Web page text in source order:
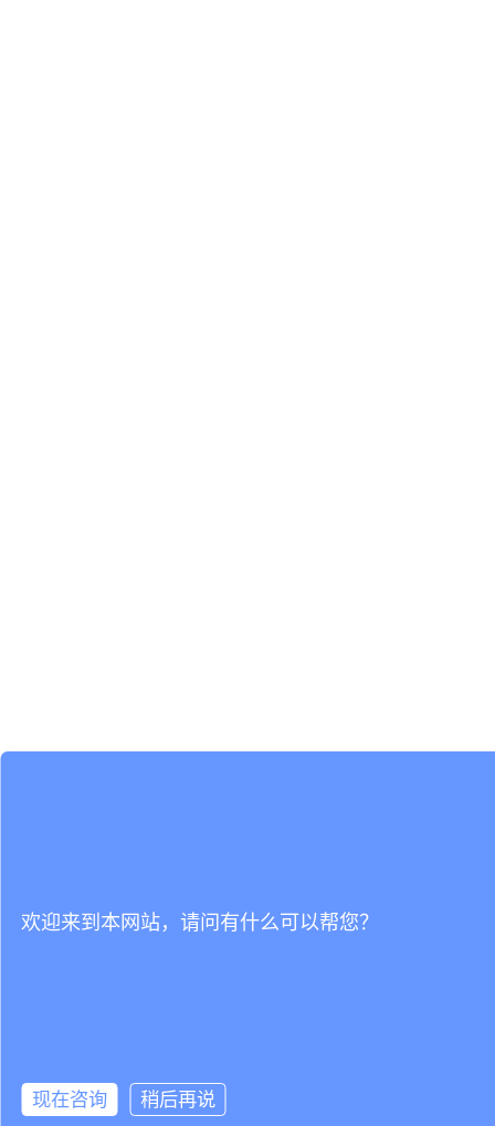
欢迎来到本网站，请问有什么可以帮您？
现在咨询 稍后再说